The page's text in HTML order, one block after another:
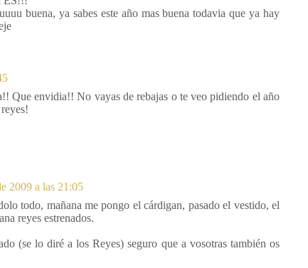
buena, ya sabes este año mas buena todavia que ya hay
Que envidia!! No vayas de rebajas o te veo pidiendo el año
2009 a las 21:05
todo, mañana me pongo el cárdigan, pasado el vestido, el
reyes estrenados.
(se lo diré a los Reyes) seguro que a vosotras también os